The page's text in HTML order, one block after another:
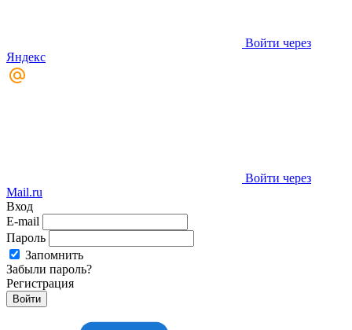
Войти через
Яндекс
Войти через
Mail.ru
Вход
E-mail
Пароль
Запомнить
Забыли пароль?
Регистрация